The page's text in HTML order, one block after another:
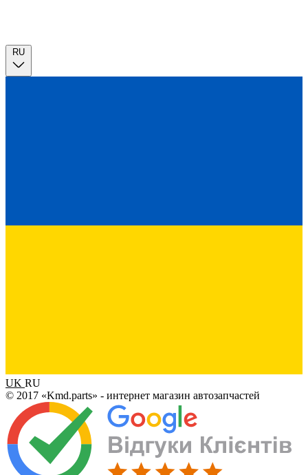
UK RU
© 2017 «Kmd.parts» - интернет магазин автозапчастей